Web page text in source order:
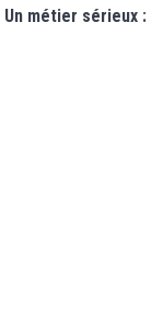
métier sérieux :